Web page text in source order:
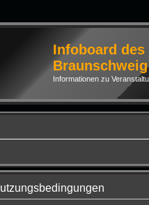
Infoboard des
Braunschweig
Informationen zu